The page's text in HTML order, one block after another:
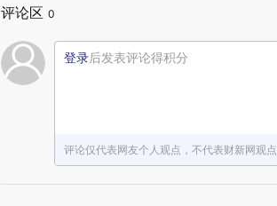
评论区 0
登录后发表评论得积分
评论仅代表网友个人观点，不代表财新网观点